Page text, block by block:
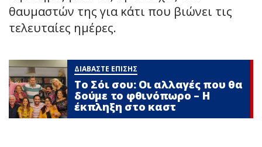
θαυμαστών της για κάτι που βιώνει τις
τελευταίες ημέρες.
ΔΙΑΒΑΣΤΕ ΕΠΙΣΗΣ
Το Σόι σου: Οι αλλαγές που θα
δούμε το φθινόπωρο – Η
έκπληξη στο καστ